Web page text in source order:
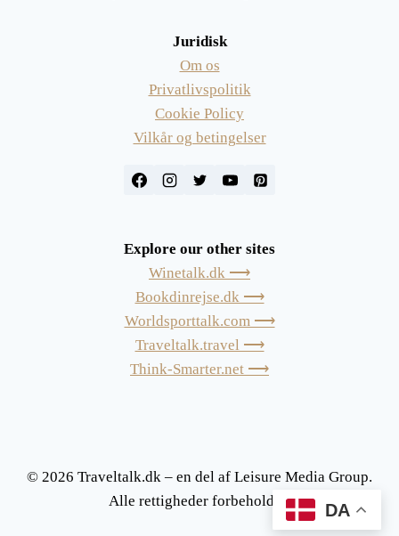
Juridisk
Om os
Privatlivspolitik
Cookie Policy
Vilkår og betingelser
Explore our other sites
Winetalk.dk ⟶
Bookdinrejse.dk ⟶
Worldsporttalk.com ⟶
Traveltalk.travel ⟶
Think-Smarter.net ⟶
© 2026 Traveltalk.dk – en del af Leisure Media Group.
Alle rettigheder forbeholdes.
DA